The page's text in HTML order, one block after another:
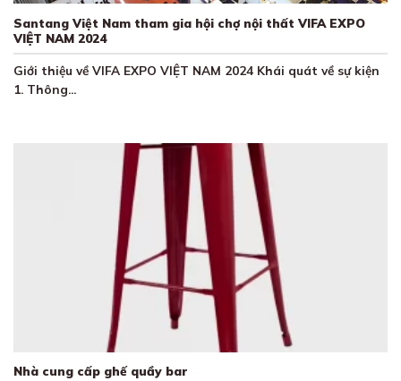
Santang Việt Nam tham gia hội chợ nội thất VIFA EXPO
VIỆT NAM 2024
Giới thiệu về VIFA EXPO VIỆT NAM 2024 Khái quát về sự kiện
1. Thông...
Nhà cung cấp ghế quầy bar